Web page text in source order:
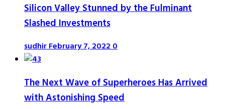
Silicon Valley Stunned by the Fulminant
Slashed Investments
sudhirFebruary 7, 20220
The Next Wave of Superheroes Has Arrived
with Astonishing Speed